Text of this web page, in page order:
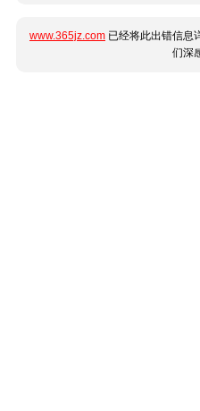
www.365jz.com 已经将此出错信息
们深